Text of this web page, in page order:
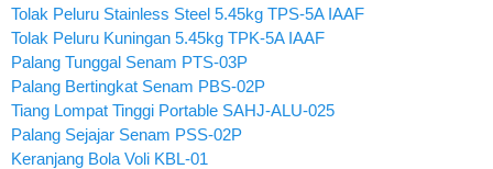
Tolak Peluru Stainless Steel 5.45kg TPS-5A IAAF
Tolak Peluru Kuningan 5.45kg TPK-5A IAAF
Palang Tunggal Senam PTS-03P
Palang Bertingkat Senam PBS-02P
Tiang Lompat Tinggi Portable SAHJ-ALU-025
Palang Sejajar Senam PSS-02P
Keranjang Bola Voli KBL-01